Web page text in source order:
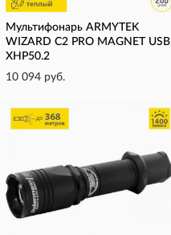
Мультифонарь ARMYTEK
WIZARD C2 PRO MAGNET USB
XHP50.2
10 094 руб.